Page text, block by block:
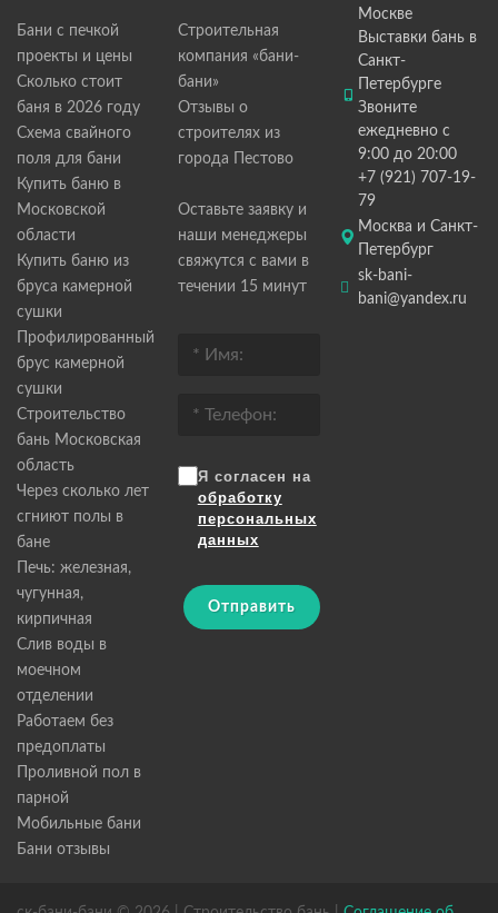
Бани с печкой
проекты и цены
Сколько стоит
баня в 2026 году
Схема свайного
поля для бани
Купить баню в
Московской
области
Купить баню из
бруса камерной
сушки
Профилированный
брус камерной
сушки
Строительство
бань Московская
область
Через сколько лет
сгниют полы в
бане
Печь: железная,
чугунная,
кирпичная
Слив воды в
моечном
отделении
Работаем без
предоплаты
Проливной пол в
парной
Мобильные бани
Бани отзывы
Строительная
компания «бани-
бани»
Отзывы о
строителях из
города Пестово
Оставьте заявку и
наши менеджеры
свяжутся с вами в
течении 15 минут
Я согласен на
обработку
персональных
данных
Отправить
Москве
Выставки бань в
Санкт-
Петербурге
Звоните
ежедневно с
9:00 до 20:00
+7 (921) 707-19-
79
Москва и Санкт-
Петербург
sk-bani-
bani@yandex.ru